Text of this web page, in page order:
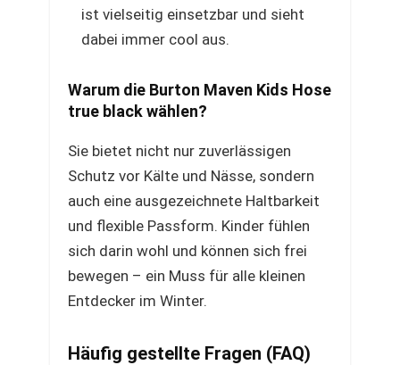
ist vielseitig einsetzbar und sieht
dabei immer cool aus.
Warum die Burton Maven Kids Hose
true black wählen?
Sie bietet nicht nur zuverlässigen
Schutz vor Kälte und Nässe, sondern
auch eine ausgezeichnete Haltbarkeit
und flexible Passform. Kinder fühlen
sich darin wohl und können sich frei
bewegen – ein Muss für alle kleinen
Entdecker im Winter.
Häufig gestellte Fragen (FAQ)